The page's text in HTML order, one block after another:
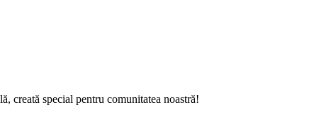
creată special pentru comunitatea noastră!